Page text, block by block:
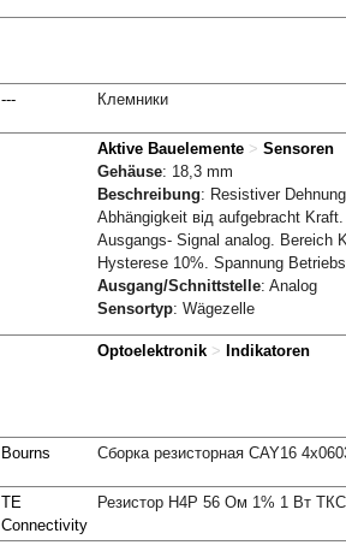
--- Клемники
Aktive Bauelemente > Sensoren
Gehäuse: 18,3 mm
Beschreibung: Resistiver
Abhängigkeit від aufgebracht
Ausgangs- Signal analog. Bereich
Hysterese 10%. Spannung
Ausgang/Schnittstelle: Analog
Sensortyp: Wägezelle
Optoelektronik > Indikatoren
Bourns Сборка резисторная CAY16
TE
Connectivity
Резистор H4P 56 Ом 1% 1 Вт